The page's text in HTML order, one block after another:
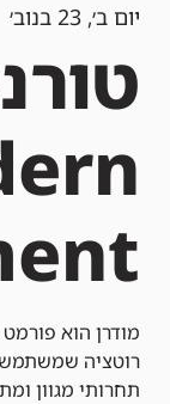
יום ב׳, 23 בנוב׳
תחרותי מגוון